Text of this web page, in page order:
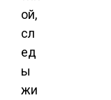
ой,
сл
ед
ы
жи